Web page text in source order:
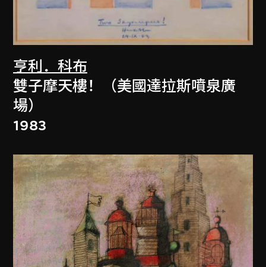
亨利．科布
雙子摩天樓！（美國達拉斯噴泉廣
場）
1983